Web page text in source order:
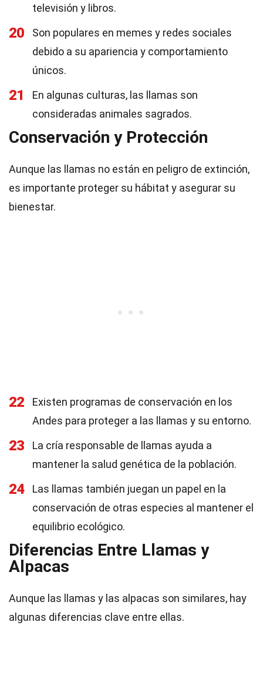
televisión y libros.
20
Son populares en memes y redes sociales
debido a su apariencia y comportamiento
únicos.
21
En algunas culturas, las llamas son
consideradas animales sagrados.
Conservación y Protección
Aunque las llamas no están en peligro de extinción,
es importante proteger su hábitat y asegurar su
bienestar.
22
Existen programas de conservación en los
Andes para proteger a las llamas y su entorno.
23
La cría responsable de llamas ayuda a
mantener la salud genética de la población.
24
Las llamas también juegan un papel en la
conservación de otras especies al mantener el
equilibrio ecológico.
Diferencias Entre Llamas y
Alpacas
Aunque las llamas y las alpacas son similares, hay
algunas diferencias clave entre ellas.